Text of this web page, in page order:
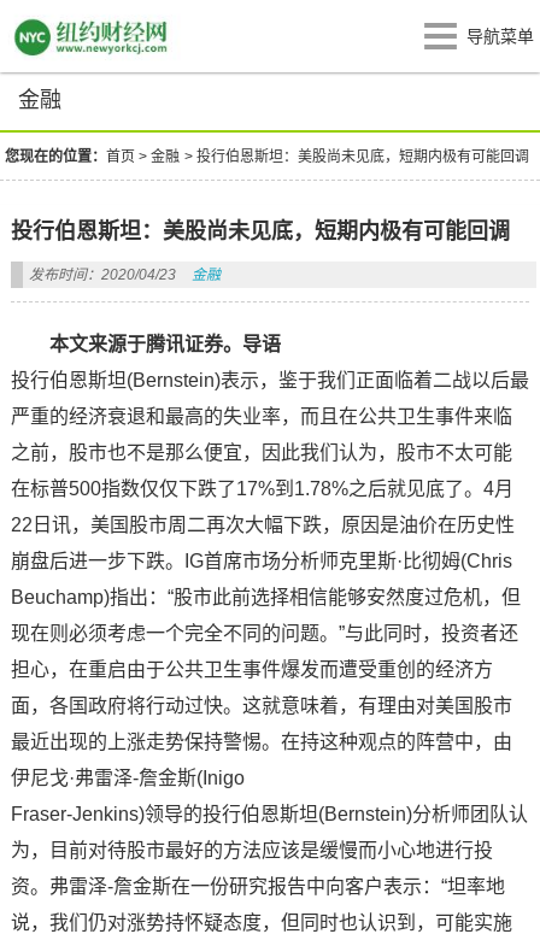
导航菜单
金融
您现在的位置：首页 >金融 >投行伯恩斯坦：美股尚未见底，短期内极有可能回调
投行伯恩斯坦：美股尚未见底，短期内极有可能回调
发布时间：2020/04/23 金融
本文来源于腾讯证券。 导语
投行伯恩斯坦(Bernstein)表示，鉴于我们正面临着二战以后最
严重的经济衰退和最高的失业率，而且在公共卫生事件来临
之前，股市也不是那么便宜，因此我们认为，股市不太可能
在标普500指数仅仅下跌了17%到1.78%之后就见底了。4月
22日讯，美国股市周二再次大幅下跌，原因是油价在历史性
崩盘后进一步下跌。IG首席市场分析师克里斯·比彻姆(Chris
Beuchamp)指出：“股市此前选择相信能够安然度过危机，但
现在则必须考虑一个完全不同的问题。”与此同时，投资者还
担心，在重启由于公共卫生事件爆发而遭受重创的经济方
面，各国政府将行动过快。这就意味着，有理由对美国股市
最近出现的上涨走势保持警惕。在持这种观点的阵营中，由
伊尼戈·弗雷泽-詹金斯(Inigo
Fraser-Jenkins)领导的投行伯恩斯坦(Bernstein)分析师团队认
为，目前对待股市最好的方法应该是缓慢而小心地进行投
资。弗雷泽-詹金斯在一份研究报告中向客户表示：“坦率地
说，我们仍对涨势持怀疑态度，但同时也认识到，可能实施